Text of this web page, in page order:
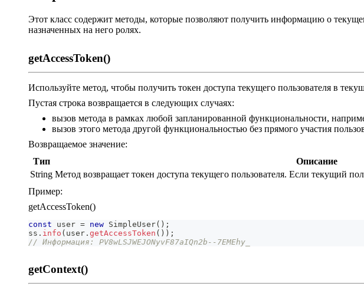
Этот класс содержит методы, которые позволяют получить информацию о
назначенных на него ролях.
getAccessToken()
Используйте метод, чтобы получить токен доступа текущего пользователя в
Пустая строка возвращается в следующих случаях:
вызов метода в рамках любой запланированной функциональности,
вызов этого метода другой функциональностью без прямого участия
Возвращаемое значение:
Тип
Описание
String Метод возвращает токен доступа текущего пользователя. Если текущий
Пример:
getAccessToken()
const user = new SimpleUser( ) ;
ss . info ( user . getAccessToken ( ) ) ;
// Информация: PV8wLSJWEJONyvF87aIQn2b--7EMEhy_
getContext()